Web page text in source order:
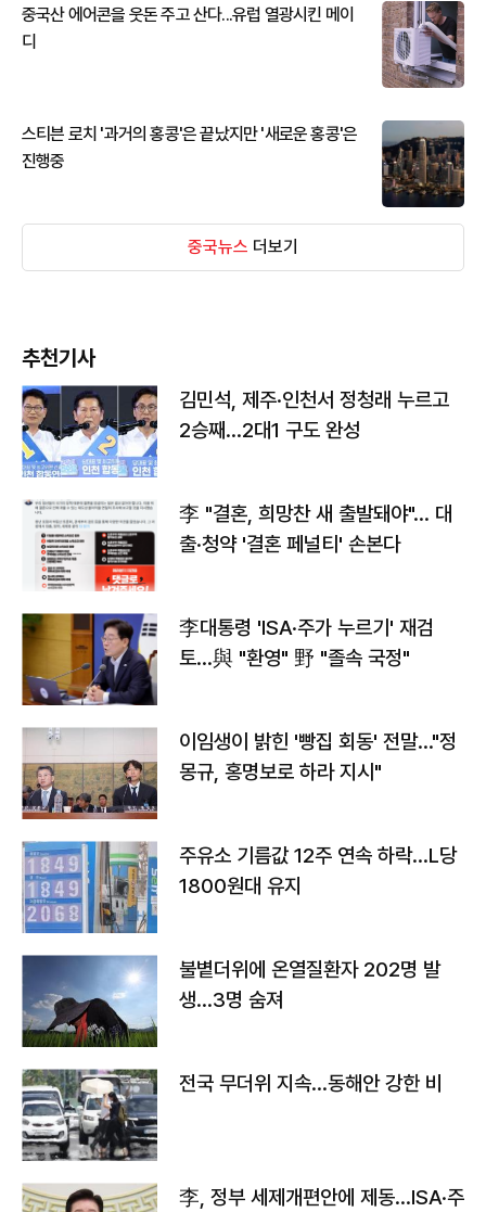
중국산 에어콘을 웃돈 주고 산다...유럽 열광시킨 메이
디
스티븐 로치 '과거의 홍콩'은 끝났지만 '새로운 홍콩'은
진행중
중국뉴스 더보기
추천기사
김민석, 제주·인천서 정청래 누르고
2승째…2대1 구도 완성
李 "결혼, 희망찬 새 출발돼야"… 대
출·청약 '결혼 페널티' 손본다
李대통령 'ISA·주가 누르기' 재검
토…與 "환영" 野 "졸속 국정"
이임생이 밝힌 '빵집 회동' 전말…"정
몽규, 홍명보로 하라 지시"
주유소 기름값 12주 연속 하락…L당
1800원대 유지
불볕더위에 온열질환자 202명 발
생…3명 숨져
전국 무더위 지속…동해안 강한 비
李, 정부 세제개편안에 제동…ISA·주